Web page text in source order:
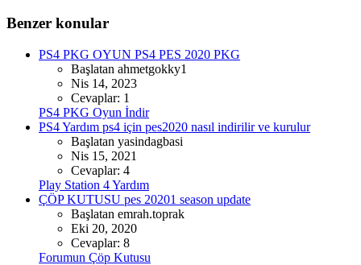
Benzer konular
PS4 PKG OYUN PS4 PES 2020 PKG
Başlatan ahmetgokky1
Nis 14, 2023
Cevaplar: 1
PS4 PKG Oyun İndir
PS4 Yardım ps4 için pes2020 nasıl indirilir ve kurulur
Başlatan yasindagbasi
Nis 15, 2021
Cevaplar: 4
Play Station 4 Yardım
ÇÖP KUTUSU pes 20201 season update
Başlatan emrah.toprak
Eki 20, 2020
Cevaplar: 8
Forumun Çöp Kutusu